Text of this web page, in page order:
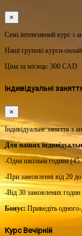
×
Семі інтенсивний курс з
Наші групові курси-
Ціна за місяць: 300 CAD
Індивідуальні
×
Індивідуальне заняття з
Для наших
-Одна шкільна година
-При замовленні від 20
-Від 30 замовлених годин
Бонус:Приведіть одного-
Курс Вечірній